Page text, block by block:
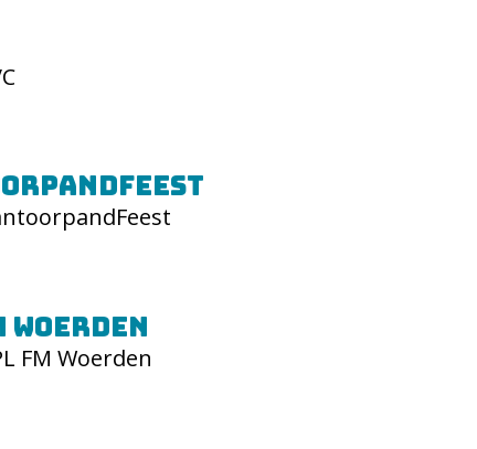
Woerden
FM Woerden